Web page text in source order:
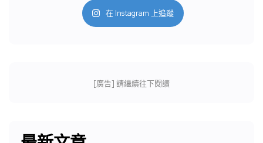
在 Instagram 上追蹤
[廣告] 請繼續往下閱讀